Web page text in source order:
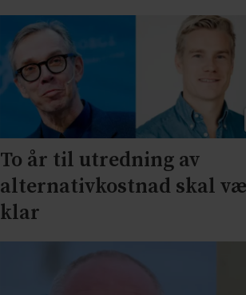
To år til utredning av
alternativkostnad skal
klar